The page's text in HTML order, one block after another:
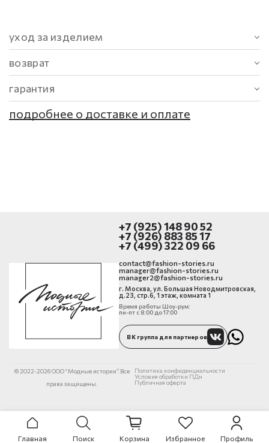
уход за изделием
возврат
гарантия
подробнее о доставке и оплате
+7 (925) 148 90 52
+7 (926) 883 85 17
+7 (499) 322 09 66
contact@fashion-stories.ru
manager@fashion-stories.ru
manager2@fashion-stories.ru
г. Москва, ул. Большая Новодмитровская,
д.23, стр.6, 1 этаж, комната 1
Время работы Шоу-рум:
пн-пт с 8:00 до 17:00
ВК группа для партнеров
© 2022-2026 ООО “Модные истории”. Все
права защищены.
Политика конфиденциальности
Условия обработки ПДн
Публичная оферта
Главная Поиск Корзина Избранное Профиль